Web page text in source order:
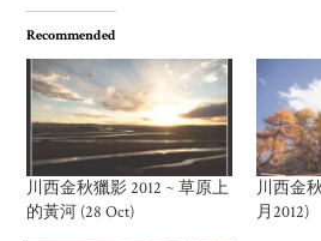
Recommended
川西金秋獵影 2012 ~ 草原上
的黃河 (28 Oct)
川西金
月2012)